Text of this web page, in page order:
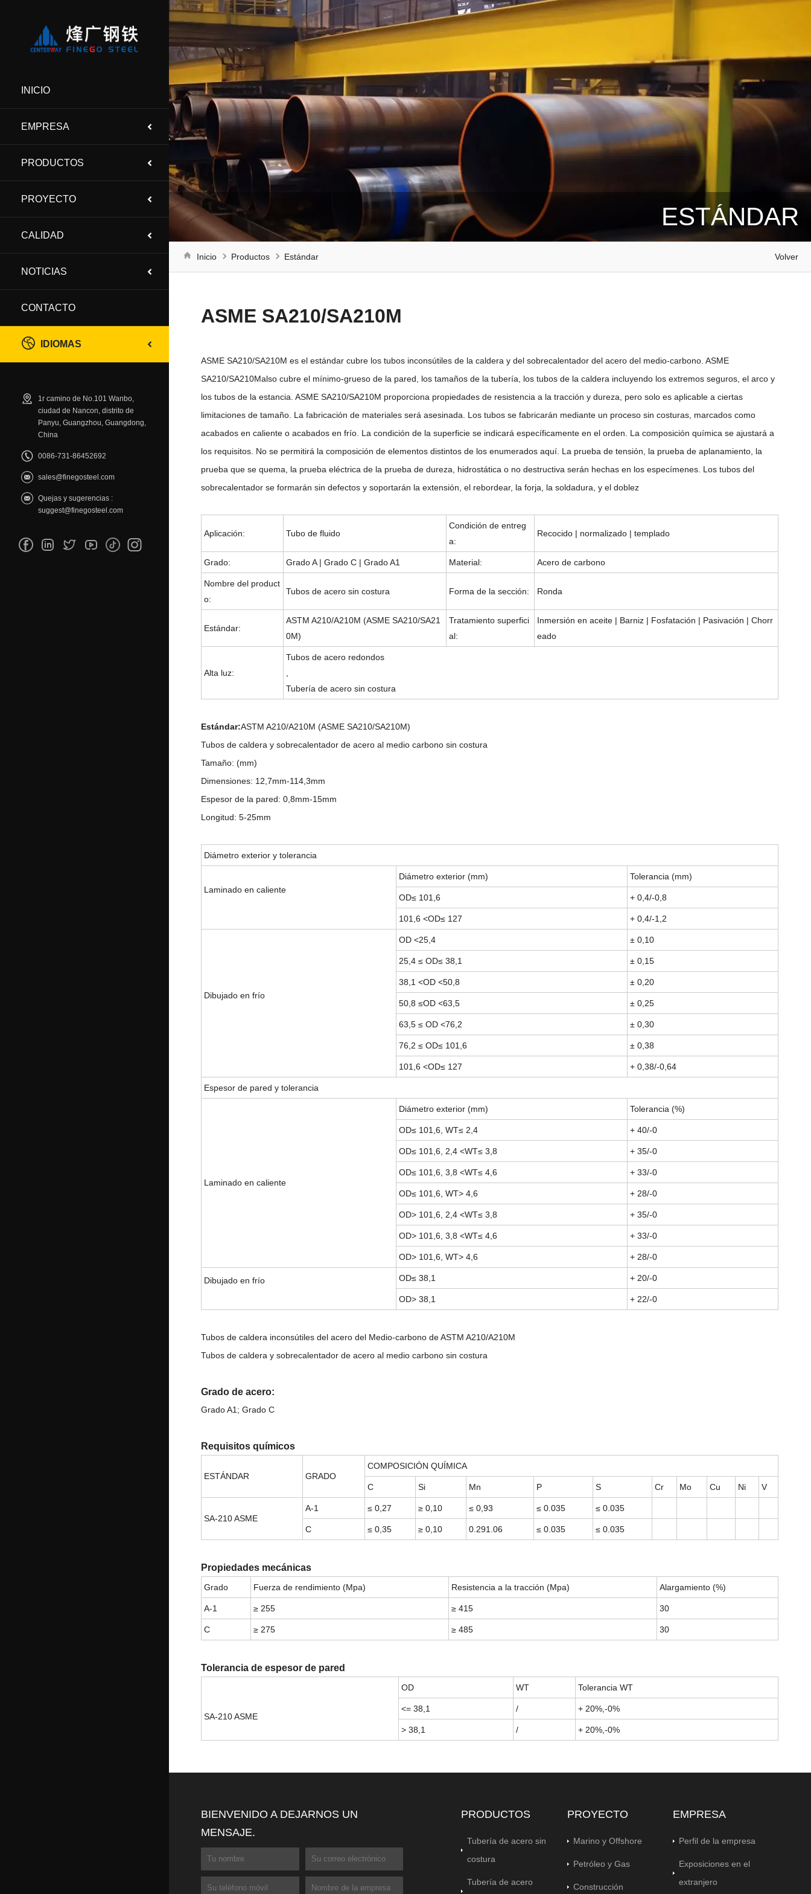
INICIO
EMPRESA
PRODUCTOS
PROYECTO
CALIDAD
NOTICIAS
CONTACTO
IDIOMAS
1r camino de No.101 Wanbo,
ciudad de Nancon, distrito de
Panyu, Guangzhou, Guangdong,
China
0086-731-86452692
sales@finegosteel.com
Quejas y sugerencias :
suggest@finegosteel.com
ESTÁNDAR
Volver
Inicio Productos Estándar
ASME SA210/SA210M
ASME SA210/SA210M es el estándar cubre los tubos inconsútiles de la caldera y del sobrecalentador del acero del medio-carbono. ASME
SA210/SA210Malso cubre el mínimo-grueso de la pared, los tamaños de la tubería, los tubos de la caldera incluyendo los extremos seguros, el arco y
los tubos de la estancia. ASME SA210/SA210M proporciona propiedades de resistencia a la tracción y dureza, pero solo es aplicable a ciertas
limitaciones de tamaño. La fabricación de materiales será asesinada. Los tubos se fabricarán mediante un proceso sin costuras, marcados como
acabados en caliente o acabados en frío. La condición de la superficie se indicará específicamente en el orden. La composición química se ajustará a
los requisitos. No se permitirá la composición de elementos distintos de los enumerados aquí. La prueba de tensión, la prueba de aplanamiento, la
prueba que se quema, la prueba eléctrica de la prueba de dureza, hidrostática o no destructiva serán hechas en los especímenes. Los tubos del
sobrecalentador se formarán sin defectos y soportarán la extensión, el rebordear, la forja, la soldadura, y el doblez
Aplicación: Tubo de fluido
Condición de entreg
a:
Recocido | normalizado | templado
Grado: Grado A | Grado C | Grado A1 Material: Acero de carbono
Nombre del product
o:
Tubos de acero sin costura Forma de la sección: Ronda
Estándar:
ASTM A210/A210M (ASME SA210/SA21
0M)
Tratamiento superfici
al:
Inmersión en aceite | Barniz | Fosfatación | Pasivación | Chorr
eado
Alta luz:
Tubos de acero redondos
Tubería de acero sin costura
Estándar:ASTM A210/A210M (ASME SA210/SA210M)
Tubos de caldera y sobrecalentador de acero al medio carbono sin costura
Tamaño: (mm)
Dimensiones: 12,7mm-114,3mm
Espesor de la pared: 0,8mm-15mm
Longitud: 5-25mm
Diámetro exterior y tolerancia
Laminado en caliente
Diámetro exterior (mm) Tolerancia (mm)
OD≤ 101,6 + 0,4/-0,8
101,6 <OD≤ 127 + 0,4/-1,2
Dibujado en frío
OD <25,4 ± 0,10
25,4 ≤ OD≤ 38,1 ± 0,15
38,1 <OD <50,8 ± 0,20
50,8 ≤OD <63,5 ± 0,25
63,5 ≤ OD <76,2 ± 0,30
76,2 ≤ OD≤ 101,6 ± 0,38
101,6 <OD≤ 127 + 0,38/-0,64
Espesor de pared y tolerancia
Laminado en caliente
Diámetro exterior (mm) Tolerancia (%)
OD≤ 101,6, WT≤ 2,4 + 40/-0
OD≤ 101,6, 2,4 <WT≤ 3,8 + 35/-0
OD≤ 101,6, 3,8 <WT≤ 4,6 + 33/-0
OD≤ 101,6, WT> 4,6 + 28/-0
OD> 101,6, 2,4 <WT≤ 3,8 + 35/-0
OD> 101,6, 3,8 <WT≤ 4,6 + 33/-0
OD> 101,6, WT> 4,6 + 28/-0
Dibujado en frío OD≤ 38,1 + 20/-0
OD> 38,1 + 22/-0
Tubos de caldera inconsútiles del acero del Medio-carbono de ASTM A210/A210M
Tubos de caldera y sobrecalentador de acero al medio carbono sin costura
Grado de acero:
Grado A1; Grado C
Requisitos químicos
ESTÁNDAR GRADO
COMPOSICIÓN QUÍMICA
C Si Mn P S Cr Mo Cu Ni V
SA-210 ASME
A-1 ≤ 0,27 ≥ 0,10 ≤ 0,93 ≤ 0.035 ≤ 0.035
C ≤ 0,35 ≥ 0,10 0.291.06 ≤ 0.035 ≤ 0.035
Propiedades mecánicas
Grado Fuerza de rendimiento (Mpa) Resistencia a la tracción (Mpa) Alargamiento (%)
A-1 ≥ 255 ≥ 415 30
C ≥ 275 ≥ 485 30
Tolerancia de espesor de pared
SA-210 ASME
OD WT Tolerancia WT
<= 38,1 / + 20%,-0%
> 38,1 / + 20%,-0%
BIENVENIDO A DEJARNOS UN
MENSAJE.
PRODUCTOS
Tubería de acero sin
costura
Tubería de acero
PROYECTO
Marino y Offshore
Petróleo y Gas
Construcción
EMPRESA
Perfil de la empresa
Exposiciones en el
extranjero